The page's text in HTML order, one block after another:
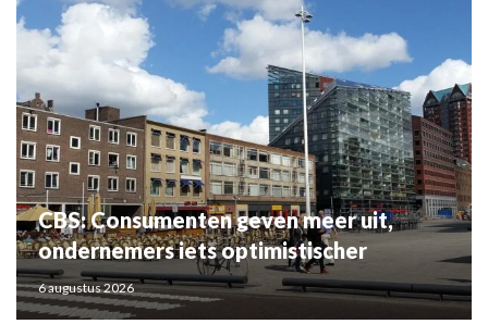
CBS: Consumenten geven meer uit,
ondernemers iets optimistischer
6 augustus 2026